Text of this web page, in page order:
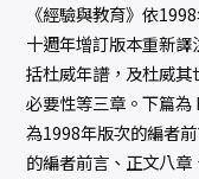
《經驗與教育》依
十週年增訂版本重新
括杜威年譜，及杜威
必要性等三章。下篇
為1998年版次的編者
的編者前言、正文八